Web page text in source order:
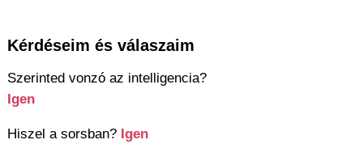
Kérdéseim és válaszaim
Szerinted vonzó az intelligencia?
Igen
Hiszel a sorsban? Igen